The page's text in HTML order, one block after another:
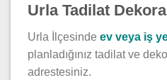
Urla Tadilat
Urla İlçesinde ev veya iş
planladığınız tadilat ve
adrestesiniz.